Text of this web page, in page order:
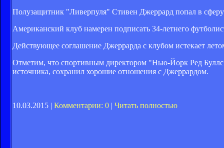
Полузащитник "Ливерпуля" Стивен Джеррард попал в
Американский клуб намерен подписать 34-летнего
Действующее соглашение Джеррарда с клубом истекает
Отметим, что спортивным директором "Нью-Йорк Ред
источника, сохранил хорошие отношения с Джеррардом.
10.03.2015 | Комментарии: 0 Читать полностью